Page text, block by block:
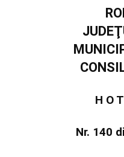
H O
Nr. 140